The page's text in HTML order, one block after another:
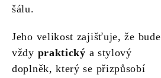
šálu.
Jeho velikost zajišťuje, že bude
vždy praktický a stylový
doplněk, který se přizpůsobí